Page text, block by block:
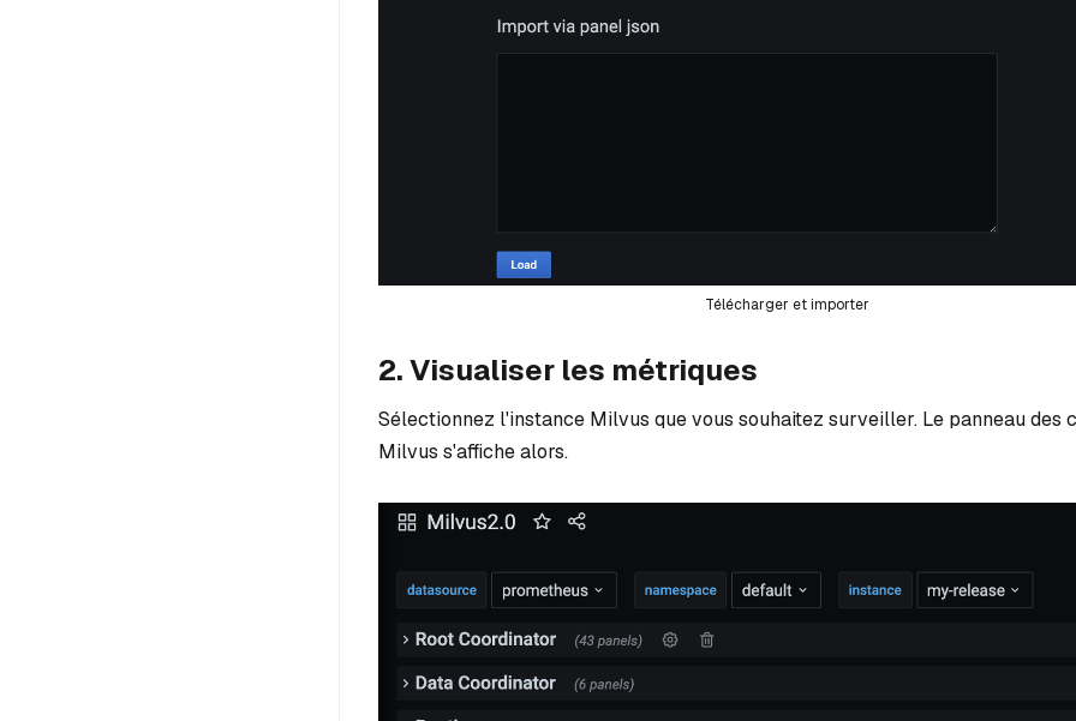
Télécharger et importer
2. Visualiser les métriques
Sélectionnez l'instance Milvus que vous souhaitez surveiller. Le panneau des
Milvus s'affiche alors.